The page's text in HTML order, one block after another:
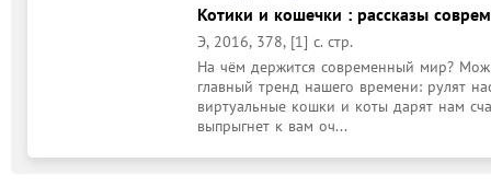
Котики и кошечки : рассказы
Э, 2016, 378, [1] с. стр.
На чём держится современный мир?
главный тренд нашего времени: рулят
виртуальные кошки и коты дарят нам
выпрыгнет к вам оч...